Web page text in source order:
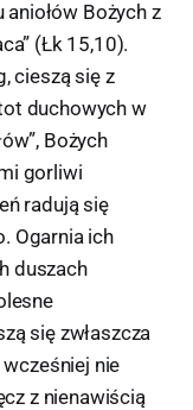
Bożych z
(Łk 15,10).
cieszą się z
duchowych w
Bożych
gorliwi
radują się
Ogarnia ich
duszach
się zwłaszcza
nie
z nienawiścią